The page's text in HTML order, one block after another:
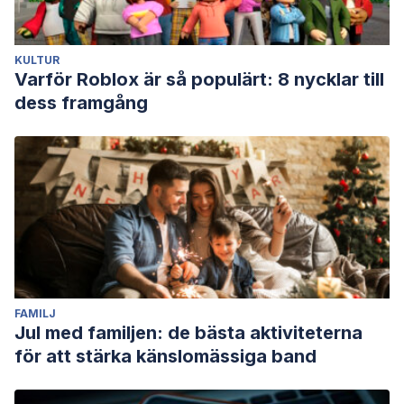
https://www.webconsultas.com/curiosidades/sindrome-del-
acento-extranjero
Marie P, Foix C. Les aphasies de guerre. Rev Neurol (París)
Mato Díaz, R., Ricart Menéndez, R. C., Sotomayor Álvarez, M.,
& Méndez Amador, T. (2018). Síndrome de acento
extranjero.
Geroinfo,13(3), 1-8.
KULTUR
Varför Roblox är så populärt: 8 nycklar till
dess framgång
FAMILJ
Jul med familjen: de bästa aktiviteterna
för att stärka känslomässiga band